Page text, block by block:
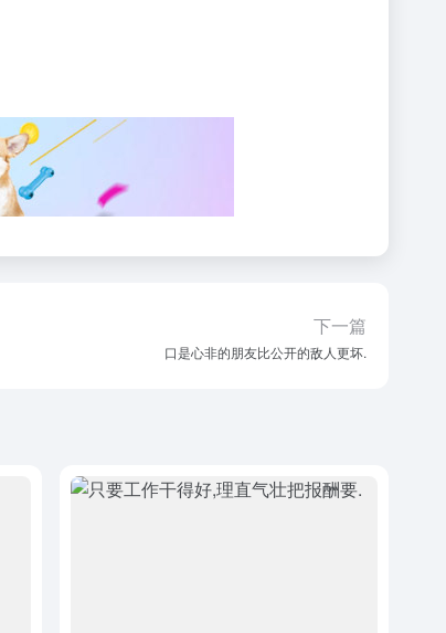
下一篇
口是心非的朋友比公开的敌人更坏.